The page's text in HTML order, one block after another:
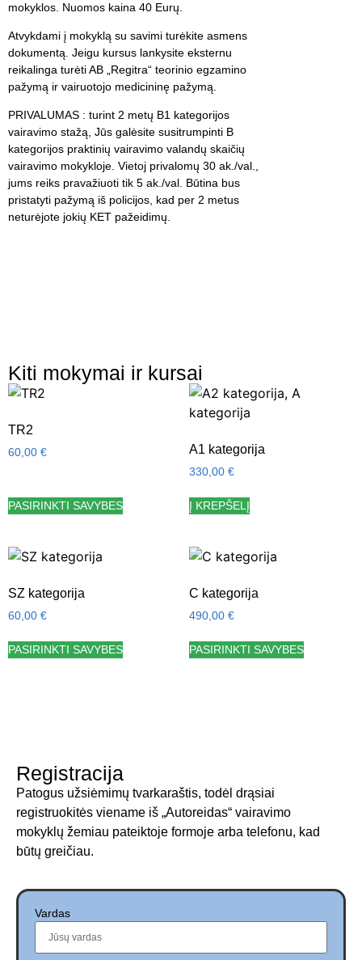
mokyklos. Nuomos kaina 40 Eurų.
Atvykdami į mokyklą su savimi turėkite asmens
dokumentą. Jeigu kursus lankysite eksternu
reikalinga turėti AB „Regitra“ teorinio egzamino
pažymą ir vairuotojo medicininę pažymą.
PRIVALUMAS : turint 2 metų B1 kategorijos
vairavimo stažą, Jūs galėsite susitrumpinti B
kategorijos praktinių vairavimo valandų skaičių
vairavimo mokykloje. Vietoj privalomų 30 ak./val.,
jums reiks pravažiuoti tik 5 ak./val. Būtina bus
pristatyti pažymą iš policijos, kad per 2 metus
neturėjote jokių KET pažeidimų.
Kiti mokymai ir kursai
TR2
60,00 €
PASIRINKTI SAVYBES
A1 kategorija
330,00 €
Į KREPŠELĮ
SZ kategorija
60,00 €
PASIRINKTI SAVYBES
C kategorija
490,00 €
PASIRINKTI SAVYBES
Registracija
Patogus užsiėmimų tvarkaraštis, todėl drąsiai
registruokitės viename iš „Autoreidas“ vairavimo
mokyklų žemiau pateiktoje formoje arba telefonu, kad
būtų greičiau.
Vardas